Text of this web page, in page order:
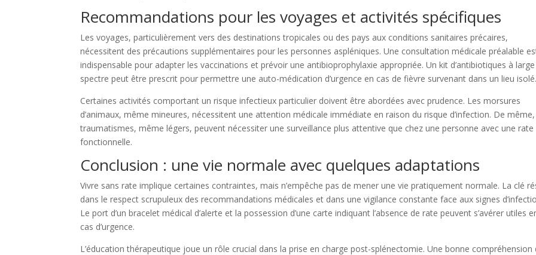
Recommandations pour les voyages et activités spécifiques
Les voyages, particulièrement vers des destinations tropicales ou des pays aux conditions sanitaires précaires,
nécessitent des précautions supplémentaires pour les personnes aspléniques. Une consultation médicale préalable
indispensable pour adapter les vaccinations et prévoir une antibioprophylaxie appropriée. Un kit d’antibiotiques à large
spectre peut être prescrit pour permettre une auto-médication d’urgence en cas de fièvre survenant dans un lieu isolé.
Certaines activités comportant un risque infectieux particulier doivent être abordées avec prudence. Les morsures
d’animaux, même mineures, nécessitent une attention médicale immédiate en raison du risque d’infection. De même,
traumatismes, même légers, peuvent nécessiter une surveillance plus attentive que chez une personne avec une rate
fonctionnelle.
Conclusion : une vie normale avec quelques adaptations
Vivre sans rate implique certaines contraintes, mais n’empêche pas de mener une vie pratiquement normale. La clé
dans le respect scrupuleux des recommandations médicales et dans une vigilance constante face aux signes
Le port d’un bracelet médical d’alerte et la possession d’une carte indiquant l’absence de rate peuvent s’avérer utiles
cas d’urgence.
L’éducation thérapeutique joue un rôle crucial dans la prise en charge post-splénectomie. Une bonne compréhension